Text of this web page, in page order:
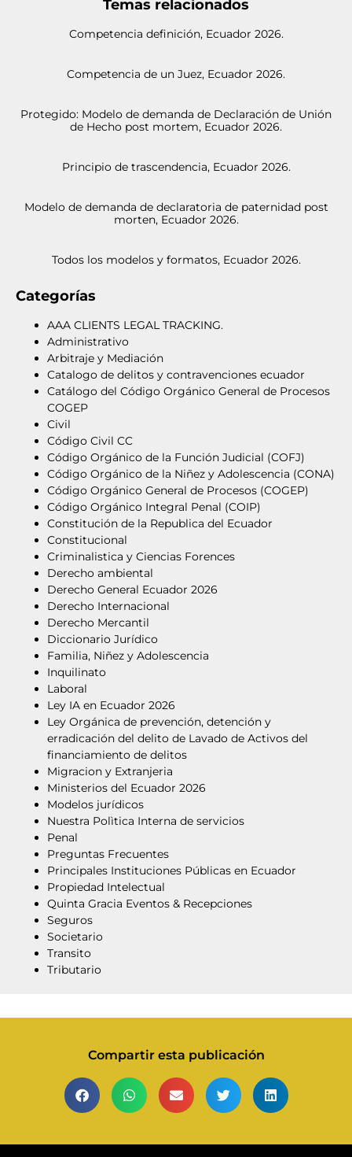
Temas relacionados
Competencia definición, Ecuador 2026.
Competencia de un Juez, Ecuador 2026.
Protegido: Modelo de demanda de Declaración de Unión
de Hecho post mortem, Ecuador 2026.
Principio de trascendencia, Ecuador 2026.
Modelo de demanda de declaratoria de paternidad post
morten, Ecuador 2026.
Todos los modelos y formatos, Ecuador 2026.
Categorías
AAA CLIENTS LEGAL TRACKING.
Administrativo
Arbitraje y Mediación
Catalogo de delitos y contravenciones ecuador
Catálogo del Código Orgánico General de Procesos
COGEP
Civil
Código Civil CC
Código Orgánico de la Función Judicial (COFJ)
Código Orgánico de la Niñez y Adolescencia (CONA)
Código Orgánico General de Procesos (COGEP)
Código Orgánico Integral Penal (COIP)
Constitución de la Republica del Ecuador
Constitucional
Criminalistica y Ciencias Forences
Derecho ambiental
Derecho General Ecuador 2026
Derecho Internacional
Derecho Mercantil
Diccionario Jurídico
Familia, Niñez y Adolescencia
Inquilinato
Laboral
Ley IA en Ecuador 2026
Ley Orgánica de prevención, detención y
erradicación del delito de Lavado de Activos del
financiamiento de delitos
Migracion y Extranjeria
Ministerios del Ecuador 2026
Modelos jurídicos
Nuestra Polìtica Interna de servicios
Penal
Preguntas Frecuentes
Principales Instituciones Públicas en Ecuador
Propiedad Intelectual
Quinta Gracia Eventos & Recepciones
Seguros
Societario
Transito
Tributario
Compartir esta publicación